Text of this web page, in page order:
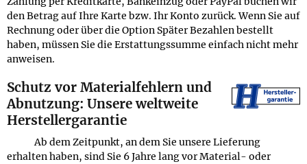
den Betrag auf Ihre Karte bzw. Ihr Konto zurück. Wenn Sie auf
Rechnung oder über die Option Später Bezahlen bestellt
haben, müssen Sie die Erstattungssumme einfach nicht mehr
anweisen.
Schutz vor Materialfehlern und
Abnutzung: Unsere weltweite
Herstellergarantie
Ab dem Zeitpunkt, an dem Sie unsere Lieferung
erhalten haben, sind Sie 6 Jahre lang vor Material- oder